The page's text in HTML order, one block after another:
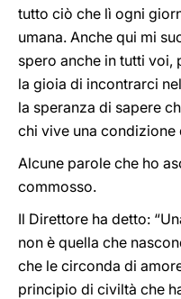
tutto ciò che lì ogni
umana. Anche qui mi
spero anche in tutti voi,
la gioia di incontrarci
la speranza di sapere
chi vive una condizione
Alcune parole che ho
commosso.
Il Direttore ha detto:
non è quella che
che le circonda di
principio di civiltà che